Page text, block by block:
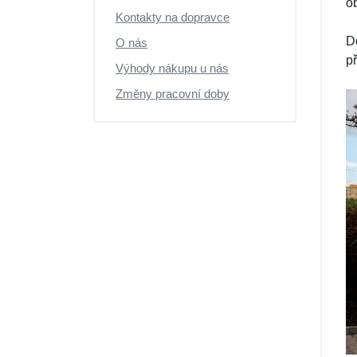
Kontakty na dopravce
O nás
Výhody nákupu u nás
Změny pracovní doby